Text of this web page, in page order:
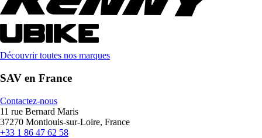
Découvrir toutes nos marques
SAV en France
Contactez-nous
11 rue Bernard Maris
37270 Montlouis-sur-Loire, France
+33 1 86 47 62 58